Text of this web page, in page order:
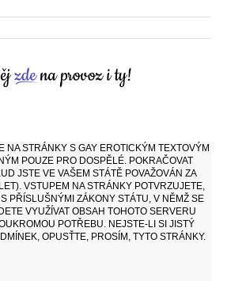
NA STRÁNKY S GAY EROTICKÝM TEXTOVÝM
POUZE PRO DOSPĚLÉ. POKRAČOVAT
JSTE VE VAŠEM STÁTĚ POVAŽOVÁN ZA
VSTUPEM NA STRÁNKY POTVRZUJETE,
PŘÍSLUŠNÝMI ZÁKONY STÁTU, V NĚMŽ SE
VYUŽÍVAT OBSAH TOHOTO SERVERU
POTŘEBU. NEJSTE-LI SI JISTÝ
OPUSŤTE, PROSÍM, TYTO STRÁNKY.